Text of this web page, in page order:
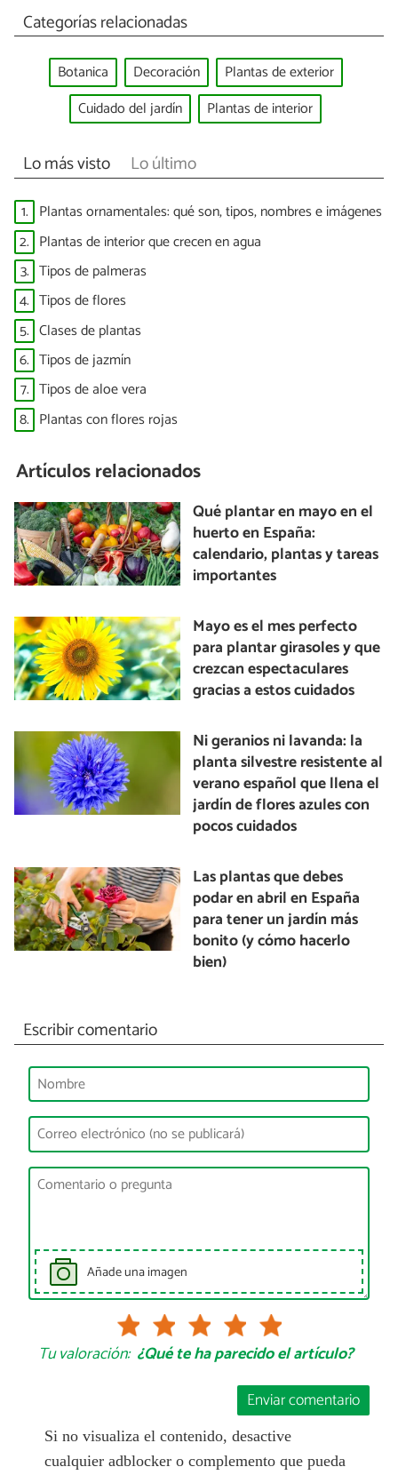
Categorías relacionadas
Botanica Decoración
Plantas de exterior
Cuidado del jardín
Plantas de interior
Lo más visto Lo último
1. Plantas ornamentales: qué son, tipos, nombres e imágenes
2. Plantas de interior que crecen en agua
3. Tipos de palmeras
4. Tipos de flores
5. Clases de plantas
6. Tipos de jazmín
7. Tipos de aloe vera
8. Plantas con flores rojas
Artículos relacionados
Qué plantar en mayo en el
huerto en España:
calendario, plantas y tareas
importantes
Mayo es el mes perfecto
para plantar girasoles y que
crezcan espectaculares
gracias a estos cuidados
Ni geranios ni lavanda: la
planta silvestre resistente al
verano español que llena el
jardín de flores azules con
pocos cuidados
Las plantas que debes
podar en abril en España
para tener un jardín más
bonito (y cómo hacerlo
bien)
Escribir comentario
Añade una imagen
Tu valoración: ¿Qué te ha parecido el artículo?
Enviar comentario
Si no visualiza el contenido, desactive
cualquier adblocker o complemento que pueda